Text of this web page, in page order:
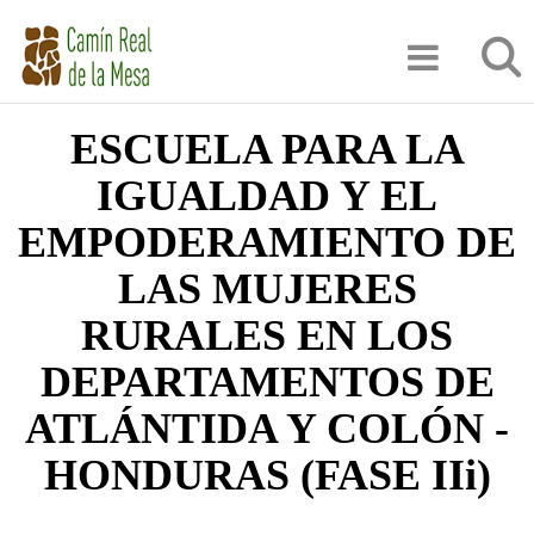
contenido
principal
ESCUELA PARA LA
IGUALDAD Y EL
EMPODERAMIENTO DE
LAS MUJERES
RURALES EN LOS
DEPARTAMENTOS DE
ATLÁNTIDA Y COLÓN -
HONDURAS (FASE IIi)